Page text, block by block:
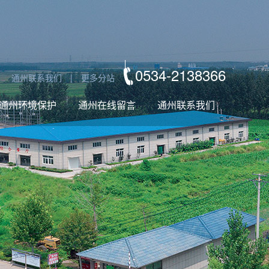
通州联系我们 | 更多分站 0534-2138366
州环境保护 通州在线留言 通州联系我们